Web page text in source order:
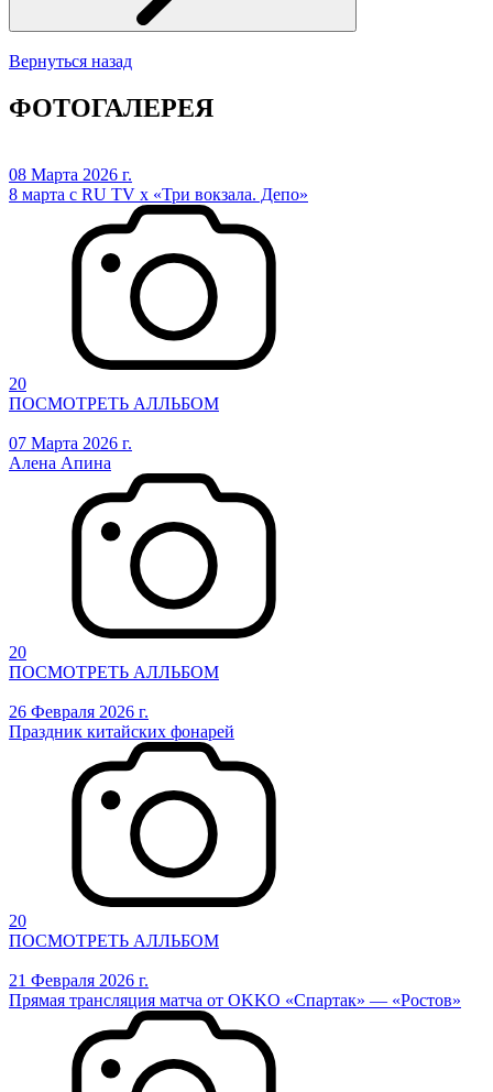
Вернуться назад
ФОТОГАЛЕРЕЯ
08 Марта 2026 г.
8 марта с RU TV х «Три вокзала. Депо»
20
ПОСМОТРЕТЬ АЛЛЬБОМ
07 Марта 2026 г.
Алена Апина
20
ПОСМОТРЕТЬ АЛЛЬБОМ
26 Февраля 2026 г.
Праздник китайских фонарей
20
ПОСМОТРЕТЬ АЛЛЬБОМ
21 Февраля 2026 г.
Прямая трансляция матча от OKKO «Спартак» — «Ростов»